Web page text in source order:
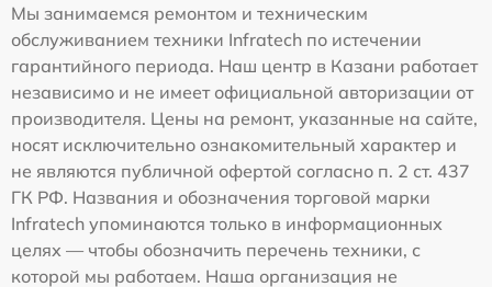
Мы занимаемся ремонтом и техническим
обслуживанием техники Infratech по истечении
гарантийного периода. Наш центр в Казани работает
независимо и не имеет официальной авторизации от
производителя. Цены на ремонт, указанные на сайте,
носят исключительно ознакомительный характер и
не являются публичной офертой согласно п. 2 ст. 437
ГК РФ. Названия и обозначения торговой марки
Infratech упоминаются только в информационных
целях — чтобы обозначить перечень техники, с
которой мы работаем. Наша организация не